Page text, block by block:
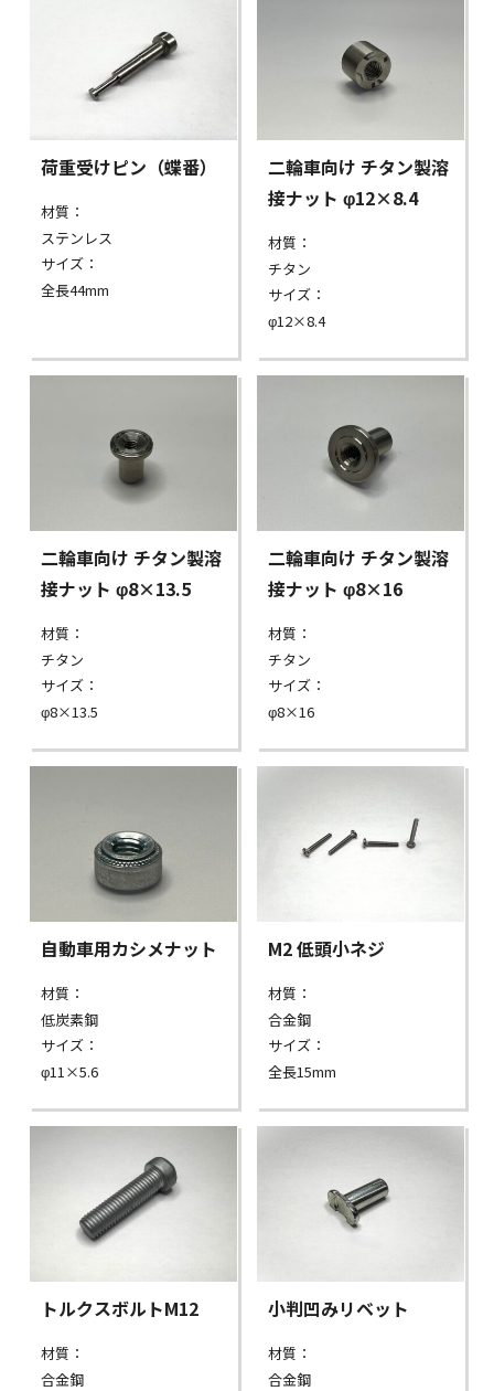
荷重受けピン（蝶番）
材質：
ステンレス
サイズ：
全長44mm
二輪車向け チタン製溶
接ナット φ12×8.4
材質：
チタン
サイズ：
φ12×8.4
二輪車向け チタン製溶
接ナット φ8×13.5
材質：
チタン
サイズ：
φ8×13.5
二輪車向け チタン製溶
接ナット φ8×16
材質：
チタン
サイズ：
φ8×16
自動車用カシメナット
材質：
低炭素鋼
サイズ：
φ11×5.6
M2 低頭小ネジ
材質：
合金鋼
サイズ：
全長15mm
トルクスボルトM12
材質：
合金鋼
小判凹みリベット
材質：
合金鋼